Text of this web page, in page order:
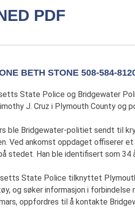
PDF
BETH STONE 508-584-
State Police og Bridgewater
J. Cruz i Plymouth County og
ble Bridgewater-politiet sendt til
Ved ankomst oppdaget offiserer
stedet. Han ble identifisert som 34
State Police tilknyttet
og søker informasjon i
oppfordres til å kontakte